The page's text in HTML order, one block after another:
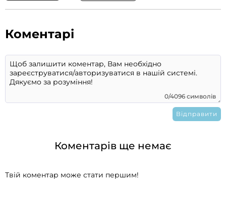
Коментарі
0/4096 символів
Коментарів ще немає
Твій коментар може стати першим!